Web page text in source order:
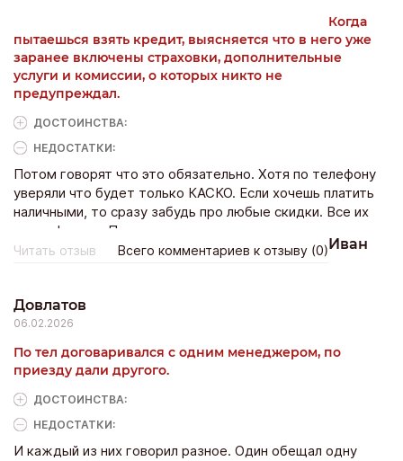
Когда
пытаешься взять кредит, выясняется что в него уже
заранее включены страховки, дополнительные
услуги и комиссии, о которых никто не
предупреждал.
ДОСТОИНCТВА:
НЕДОСТАТКИ:
Потом говорят что это обязательно. Хотя по телефону
уверяли что будет только КАСКО. Если хочешь платить
наличными, то сразу забудь про любые скидки. Все их
акции фикция. По итогу клиент всегда остается в
минусе, а салон в плюсе.
Читать отзыв Всего комментариев к отзыву (0)Иван
Довлатов
06.02.2026
По тел договаривался с одним менеджером, по
приезду дали другого.
ДОСТОИНCТВА:
НЕДОСТАТКИ:
И каждый из них говорил разное. Один обещал одну